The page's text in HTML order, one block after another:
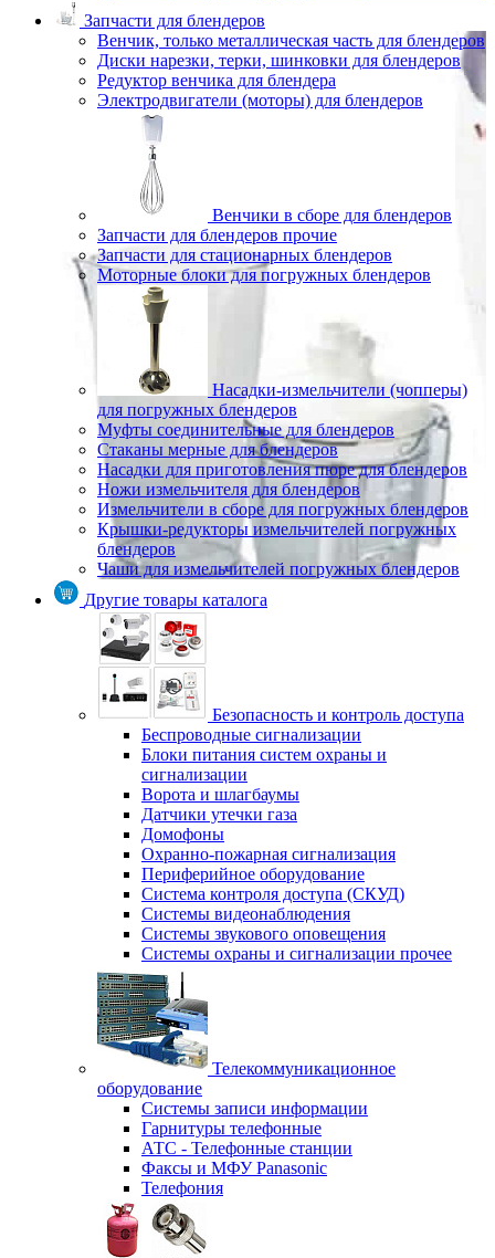
Запчасти для блендеров
Венчик, только металлическая часть для блендеров
Диски нарезки, терки, шинковки для блендеров
Редуктор венчика для блендера
Электродвигатели (моторы) для блендеров
Венчики в сборе для блендеров
Запчасти для блендеров прочие
Запчасти для стационарных блендеров
Моторные блоки для погружных блендеров
Насадки-измельчители (чопперы)
для погружных блендеров
Муфты соединительные для блендеров
Стаканы мерные для блендеров
Насадки для приготовления пюре для блендеров
Ножи измельчителя для блендеров
Измельчители в сборе для погружных блендеров
Крышки-редукторы измельчителей погружных
блендеров
Чаши для измельчителей погружных блендеров
Другие товары каталога
Безопасность и контроль доступа
Беспроводные сигнализации
Блоки питания систем охраны и
сигнализации
Ворота и шлагбаумы
Датчики утечки газа
Домофоны
Охранно-пожарная сигнализация
Периферийное оборудование
Система контроля доступа (СКУД)
Системы видеонаблюдения
Системы звукового оповещения
Системы охраны и сигнализации прочее
Телекоммуникационное
оборудование
Системы записи информации
Гарнитуры телефонные
АТС - Телефонные станции
Факсы и МФУ Panasonic
Телефония